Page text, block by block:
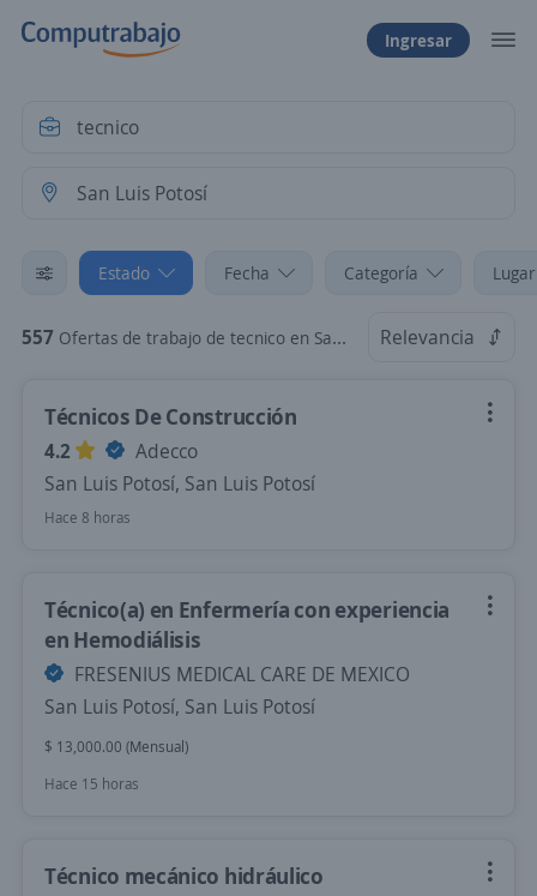
Ingresar
Estado Fecha Categoría
557 Ofertas de trabajo de tecnico en San Luis Potosí, San Luis Potosí Relevancia
Técnicos De Construcción
4.2
Adecco
San Luis Potosí, San Luis Potosí
Hace 8 horas
Técnico(a) en Enfermería con experiencia
en Hemodiálisis
FRESENIUS MEDICAL CARE DE MEXICO
San Luis Potosí, San Luis Potosí
$ 13,000.00 (Mensual)
Hace 15 horas
Técnico mecánico hidráulico